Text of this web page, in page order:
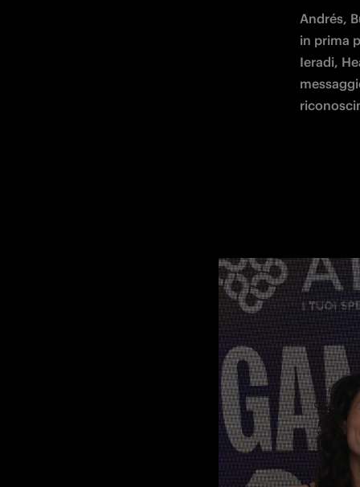
Andrés,
in prima
Ieradi,